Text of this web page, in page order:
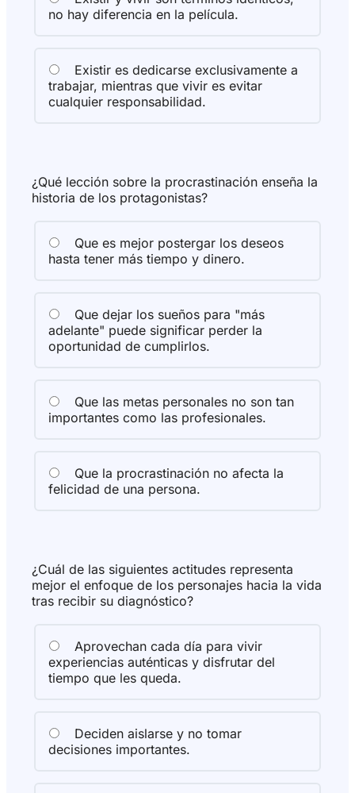
no hay diferencia en la película.
Existir es dedicarse exclusivamente a
trabajar, mientras que vivir es evitar
cualquier responsabilidad.
¿Qué lección sobre la procrastinación enseña la
historia de los protagonistas?
Que es mejor postergar los deseos
hasta tener más tiempo y dinero.
Que dejar los sueños para "más
adelante" puede significar perder la
oportunidad de cumplirlos.
Que las metas personales no son tan
importantes como las profesionales.
Que la procrastinación no afecta la
felicidad de una persona.
¿Cuál de las siguientes actitudes representa
mejor el enfoque de los personajes hacia la vida
tras recibir su diagnóstico?
Aprovechan cada día para vivir
experiencias auténticas y disfrutar del
tiempo que les queda.
Deciden aislarse y no tomar
decisiones importantes.